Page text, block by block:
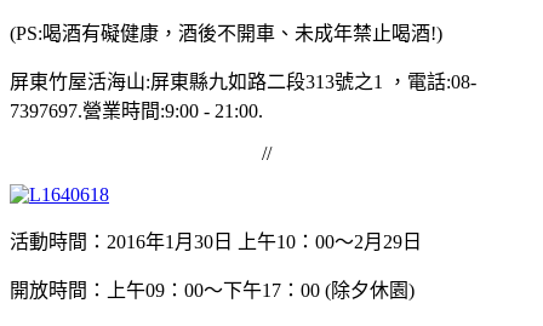
(PS:喝酒有礙健康，酒後不開車、未成年禁止喝酒!)
屏東竹屋活海山:屏東縣九如路二段313號之1 ，電話:08-
7397697.營業時間:9:00 - 21:00.
//
活動時間：2016年1月30日 上午10：00～2月29日
開放時間：上午09：00～下午17：00 (除夕休園)